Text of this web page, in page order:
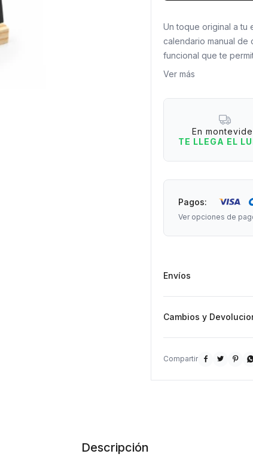
Un toque original a tu
calendario manual de
funcional que te
mediante sus
Disponible en color
distintos estilos de
modernos. Su base
convirtiéndolo en un
-Diseño moderno y
-Permite actualizar la
-Ideal para
Medidas: 16 cm de
Ver más
En
TE LLEGA EL
Pagos:
Ver opciones de
Envíos
Cambios y
  
Descripción